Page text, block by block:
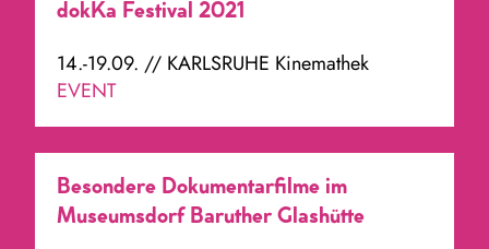
dokKa Festival 2021
14.-19.09. // KARLSRUHE Kinemathek
EVENT
Besondere Dokumentarfilme im
Museumsdorf Baruther Glashütte